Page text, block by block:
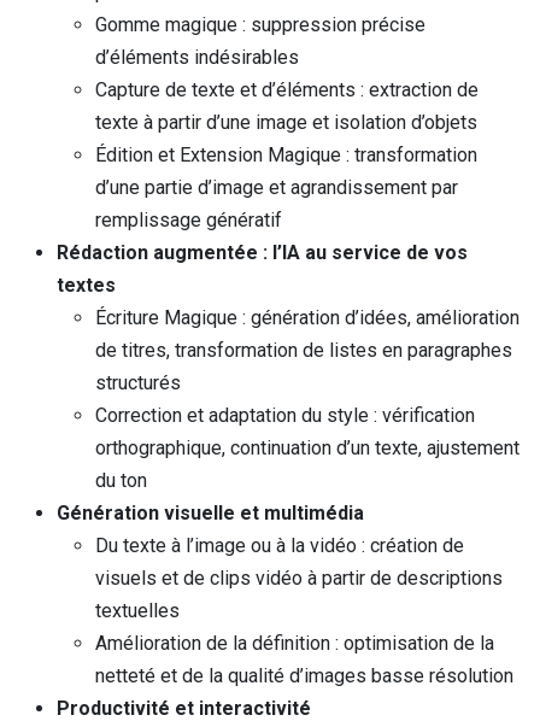
Gomme magique : suppression précise
d’éléments indésirables
Capture de texte et d’éléments : extraction de
texte à partir d’une image et isolation d’objets
Édition et Extension Magique : transformation
d’une partie d’image et agrandissement par
remplissage génératif
Rédaction augmentée : l’IA au service de vos
textes
Écriture Magique : génération d’idées, amélioration
de titres, transformation de listes en paragraphes
structurés
Correction et adaptation du style : vérification
orthographique, continuation d’un texte, ajustement
du ton
Génération visuelle et multimédia
Du texte à l’image ou à la vidéo : création de
visuels et de clips vidéo à partir de descriptions
textuelles
Amélioration de la définition : optimisation de la
netteté et de la qualité d’images basse résolution
Productivité et interactivité